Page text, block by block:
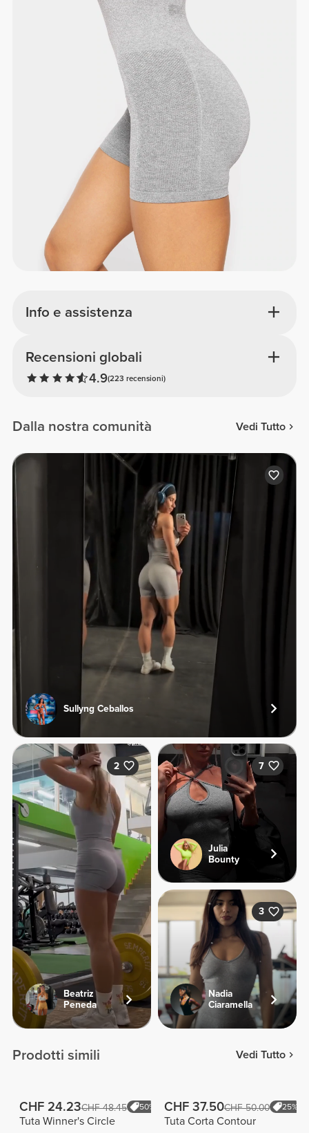
Info e assistenza
Recensioni globali
4.9(223 recensioni)
Dalla nostra comunità Vedi Tutto
Sullyng Ceballos
2
Beatriz
Peneda
7
Julia
Bounty
3
Nadia
Ciaramella
Prodotti simili Vedi Tutto
CHF 24.23CHF 48.45 50%
Tuta Winner's Circle
CHF 37.50CHF 50.00 25%
Tuta Corta Contour